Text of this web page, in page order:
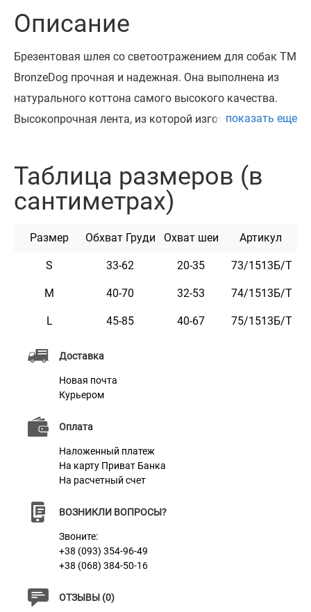
Доставка
Новая почта
Курьером
Оплата
Наложенный платеж
На карту Приват Банка
На расчетный счет
ВОЗНИКЛИ ВОПРОСЫ?
Звоните:
+38 (093) 354-96-49
+38 (068) 384-50-16
ОТЗЫВЫ (0)
Описание
Брезентовая шлея со светоотражением для собак ТМ
BronzeDog прочная и надежная. Она выполнена из
натурального коттона самого высокого качества.
Высокопрочная лента, из которой изготовлена шлея,
распределить нагрузку Укомплектована
высококачественными пластиковыми пряжками.
гибкая. Она практична и неприхотлива в уходе.
Характеристики
Цвет
Фурнитура
показать еще
Таблица размеров (в
сантиметрах)
Размер Обхват Груди Охват шеи Артикул
S 33-62 20-35 73/1513Б/Т
M 40-70 32-53 74/1513Б/Т
L 45-85 40-67 75/1513Б/Т